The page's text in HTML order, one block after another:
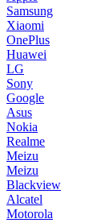
Samsung
Xiaomi
OnePlus
Huawei
LG
Sony
Google
Asus
Nokia
Realme
Meizu
Meizu
Blackview
Alcatel
Motorola